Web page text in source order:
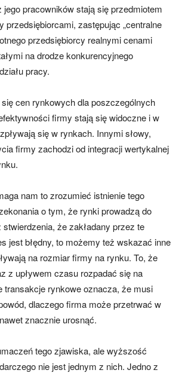
jego pracowników stają się przedmiotem
przedsiębiorcami, zastępując „centralne
przedsiębiorcy realnymi cenami
na drodze konkurencyjnego
pracy.
cen rynkowych dla poszczególnych
firmy stają się widoczne i w
się w rynkach. Innymi słowy,
firmy zachodzi od integracji wertykalnej
nam to zrozumieć istnienie tego
o tym, że rynki prowadzą do
że zakładany przez te
jest błędny, to możemy też wskazać inne
na rozmiar firmy na rynku. To, że
z upływem czasu rozpadać się na
transakcje rynkowe oznacza, że musi
dlaczego firma może przetrwać w
znacznie urosnąć.
tego zjawiska, ale wyższość
nie jest jednym z nich. Jedno z